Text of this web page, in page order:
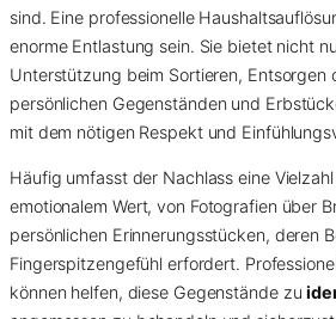
sind. Eine professionelle
enorme Entlastung sein. Sie bietet nicht
Unterstützung beim Sortieren, Entsorgen
persönlichen Gegenständen und
mit dem nötigen Respekt und
Häufig umfasst der Nachlass eine
emotionalem Wert, von Fotografien über
persönlichen Erinnerungsstücken, deren
Fingerspitzengefühl erfordert.
können helfen, diese Gegenstände zu